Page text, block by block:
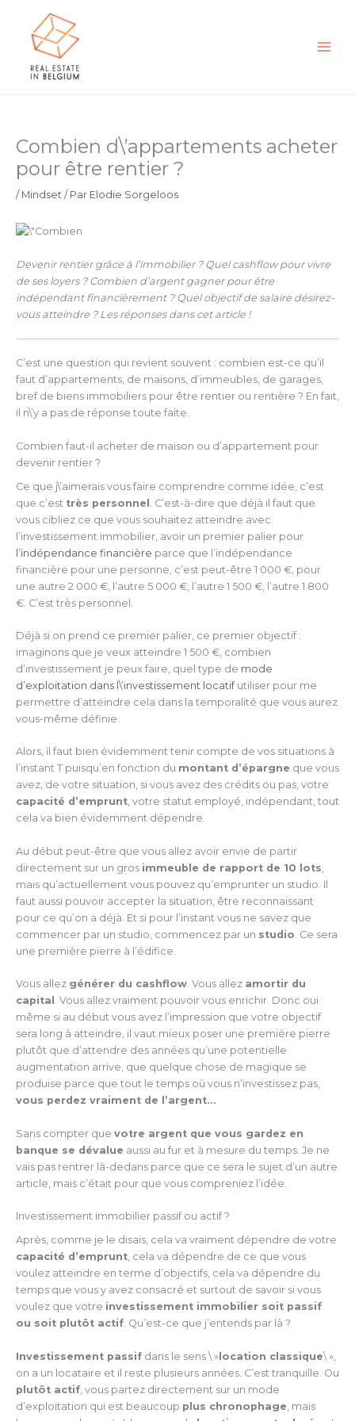
contenu
Combien d\’appartements acheter
pour être rentier ?
/ Mindset / Par Elodie Sorgeloos
Devenir rentier grâce à l’immobilier ? Quel cashflow pour vivre
de ses loyers ? Combien d’argent gagner pour être
indépendant financièrement ? Quel objectif de salaire désirez-
vous atteindre ? Les réponses dans cet article !
C’est une question qui revient souvent : combien est-ce qu’il
faut d’appartements, de maisons, d’immeubles, de garages,
bref de biens immobiliers pour être rentier ou rentière ? En fait,
il n\’y a pas de réponse toute faite.
Combien faut-il acheter de maison ou d’appartement pour
devenir rentier ?
Ce que j\’aimerais vous faire comprendre comme idée, c’est
que c’est très personnel . C’est-à-dire que déjà il faut que
vous cibliez ce que vous souhaitez atteindre avec
l’investissement immobilier, avoir un premier palier pour
l’indépendance financière parce que l’indépendance
financière pour une personne, c’est peut-être 1 000 €, pour
une autre 2 000 €, l’autre 5 000 €, l’autre 1 500 €, l’autre 1 800
€. C’est très personnel.
Déjà si on prend ce premier palier, ce premier objectif :
imaginons que je veux atteindre 1 500 €, combien
d’investissement je peux faire, quel type de mode
d’exploitation dans l\’investissement locatifutiliser pour me
permettre d’atteindre cela dans la temporalité que vous aurez
vous-même définie.
Alors, il faut bien évidemment tenir compte de vos situations à
l’instant T puisqu’en fonction du montant d’épargne que vous
avez, de votre situation, si vous avez des crédits ou pas, votre
capacité d’emprunt, votre statut employé, indépendant, tout
cela va bien évidemment dépendre.
Au début peut-être que vous allez avoir envie de partir
directement sur un gros immeuble de rapport de 10 lots
mais qu’actuellement vous pouvez qu’emprunter un studio. Il
faut aussi pouvoir accepter la situation, être reconnaissant
pour ce qu’on a déjà. Et si pour l’instant vous ne savez que
commencer par un studio, commencez par un studio . Ce sera
une première pierre à l’édifice.
Vous allez générer du cashflow. Vous allez amortir du
capital . Vous allez vraiment pouvoir vous enrichir. Donc oui
même si au début vous avez l’impression que votre objectif
sera long à atteindre, il vaut mieux poser une première pierre
plutôt que d’attendre des années qu’une potentielle
augmentation arrive, que quelque chose de magique se
produise parce que tout le temps où vous n’investissez pas,
vous perdez vraiment de l’argent…
Sans compter que votre argent que vous gardez en
banque se dévalue aussi au fur et à mesure du temps. Je ne
vais pas rentrer là-dedans parce que ce sera le sujet d’un autre
article, mais c’était pour que vous compreniez l’idée.
Investissement immobilier passif ou actif ?
Après, comme je le disais, cela va vraiment dépendre de votre
capacité d’emprunt, cela va dépendre de ce que vous
voulez atteindre en terme d’objectifs, cela va dépendre du
temps que vous y avez consacré et surtout de savoir si vous
voulez que votre investissement immobilier soit passif
ou soit plutôt actif. Qu’est-ce que j’entends par là ?
Investissement passif dans le sens \ »location classique\ »,
on a un locataire et il reste plusieurs années. C’est tranquille. Ou
plutôt actif , vous partez directement sur un mode
d’exploitation qui est beaucoup plus chronophage , mais